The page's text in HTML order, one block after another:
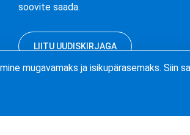
mugavamaks ja isikupärasemaks. Siin
soovite saada.
LIITU UUDISKIRJAGA